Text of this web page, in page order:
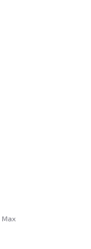
Max